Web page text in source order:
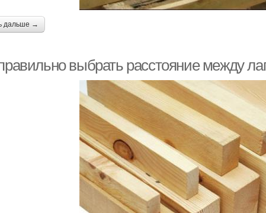
дальше →
выбрать расстояние между